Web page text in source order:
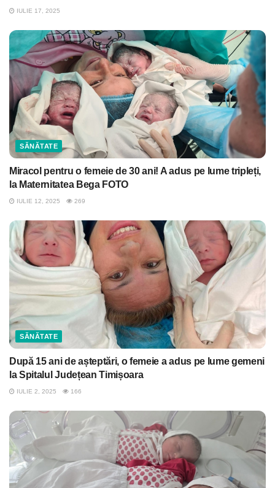
IULIE 17, 2025
SĂNĂTATE
Miracol pentru o femeie de 30 ani! A adus pe lume tripleți,
la Maternitatea Bega FOTO
IULIE 12, 2025 269
SĂNĂTATE
După 15 ani de așteptări, o femeie a adus pe lume gemeni
la Spitalul Județean Timișoara
IULIE 2, 2025 166